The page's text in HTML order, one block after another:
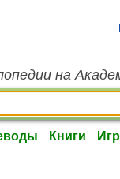
на
Книги